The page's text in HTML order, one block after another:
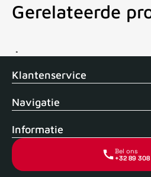
Gerelateerde
Voor 15uur besteld, zelfde dag
Klantenservice
Navigatie
Informatie
Bel ons
+32 89